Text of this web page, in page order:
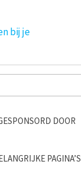
bij je
DOOR
PAGINA’S